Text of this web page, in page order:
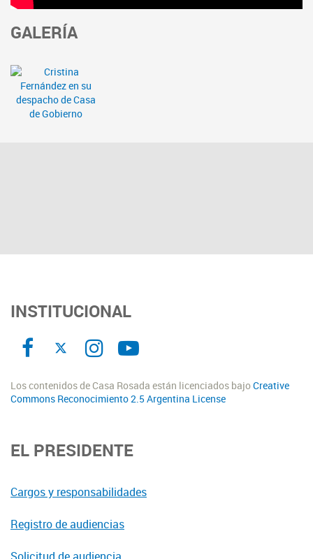
GALERÍA
INSTITUCIONAL
Los contenidos de Casa Rosada están licenciados bajoCreative
Commons Reconocimiento 2.5 Argentina License
EL PRESIDENTE
Cargos y responsabilidades
Registro de audiencias